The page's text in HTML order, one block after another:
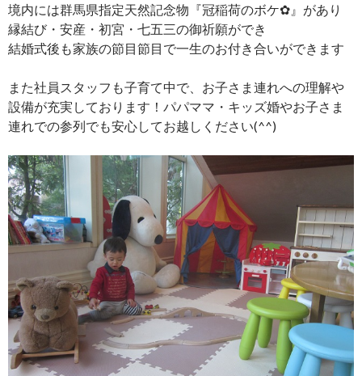
境内には群馬県指定天然記念物『冠稲荷のボケ✿』があり
縁結び・安産・初宮・七五三の御祈願ができ
結婚式後も家族の節目節目で一生のお付き合いができます
また社員スタッフも子育て中で、お子さま連れへの理解や
設備が充実しております！パパママ・キッズ婚やお子さま
連れでの参列でも安心してお越しください(^^)